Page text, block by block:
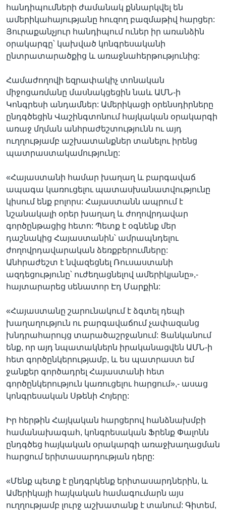
հանդիպումների ժամանակ քննարկվել են
ամերիկահայությանը հուզող բազմաթիվ հարցեր:
Յուրաքանչյուր հանդիպում ուներ իր առանձին
օրակարգը՝ կախված կոնգրեսականի
ընտրատարածքից և առաջնահերթությունից:
Համաժողովի եզրափակիչ տոնական
միջոցառմանը մասնակցեցին նաև ԱՄՆ-ի
Կոնգրեսի անդամներ: Ամերիկացի օրենսդիրները
ընդգծեցին Վաշինգտոնում հայկական օրակարգի
առաջ մղման անհրաժեշտությունն ու այդ
ուղղությամբ աշխատանքներ տանելու իրենց
պատրաստակամությունը:
«Հայաստանի համար խաղաղ և բարգավաճ
ապագա կառուցելու պատասխանատվությունը
կիսում ենք բոլորս: Հայաստանն ապրում է
նշանակալի օրեր խաղաղ և ժողովրդավար
գործընթացից հետո: Պետք է օգնենք մեր
դաշնակից Հայաստանին՝ ամրապնդելու
ժողովրդավարական ձեռքբերումները:
Անհրաժեշտ է նվազեցնել Ռուսաստանի
ազդեցությունը՝ ուժեղացնելով ամերիկյանը»,-
հայտարարեց սենատոր Էդ Մարքին:
«Հայաստանը շարունակում է ձգտել դեպի
խաղաղություն ու բարգավաճում չափազանց
խնդրահարույց տարածաշրջանում: Ցանկանում
ենք, որ այդ նպատակներն իրականացվեն ԱՄՆ-ի
հետ գործընկերությամբ, և ես պատրաստ եմ
ջանքեր գործադրել Հայաստանի հետ
գործընկերություն կառուցելու հարցում»,- ասաց
կոնգրեսական Սթենի Հոյերը:
Իր հերթին Հայկական հարցերով հանձնախմբի
համանախագահ, կոնգրեսական Ֆրենք Փալոնն
ընդգծեց հայկական օրակարգի առաջխաղացման
հարցում երիտասարդության դերը:
«Մենք պետք է ընդգրկենք երիտասարդներին, և
Ամերիկայի հայկական համագումարն այս
ուղղությամբ լուրջ աշխատանք է տանում: Գիտեմ,